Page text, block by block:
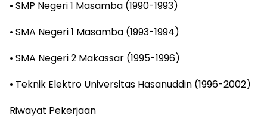
• SMP Negeri 1 Masamba (1990-1993)
• SMA Negeri 1 Masamba (1993-1994)
• SMA Negeri 2 Makassar (1995-1996)
• Teknik Elektro Universitas Hasanuddin (1996-2002)
Riwayat Pekerjaan